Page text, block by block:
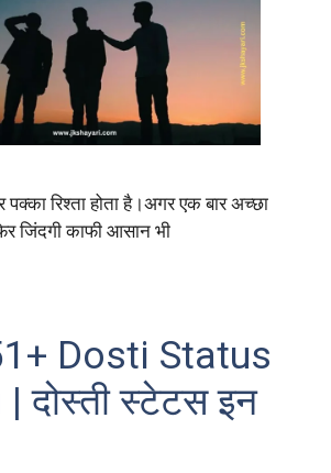
रिश्ता होता है।अगर एक बार अच्छा
जिंदगी काफी आसान भी
Dosti Status
दोस्ती स्टेटस इन